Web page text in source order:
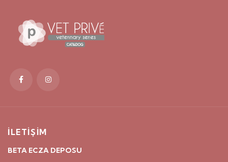
İLETİŞİM
BETA ECZA DEPOSU